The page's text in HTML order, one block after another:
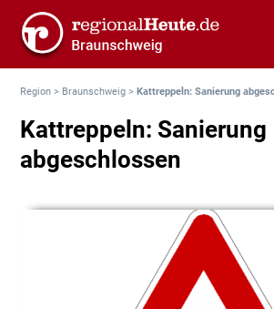
Region > Braunschweig >Kattreppeln: Sanierung
Kattreppeln: Sanierung
abgeschlossen